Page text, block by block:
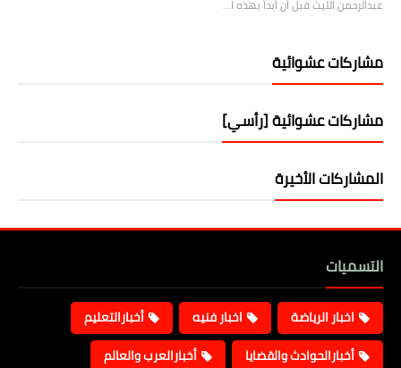
عبدالرحمن الليث قبل أن أبدأ بهذه ا…
مشاركات عشوائية
مشاركات عشوائية [رأسي]
المشاركات الأخيرة
التسميات
اخبار الرياضة اخبار فنيه
أخبارالتعليم
أخبارالحوادث والقضايا
أخبارالعرب والعالم